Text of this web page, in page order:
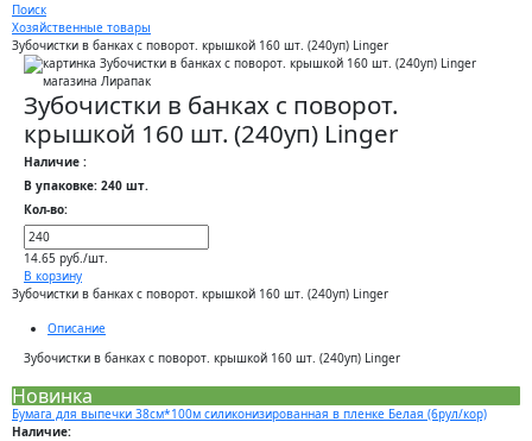
Поиск
Хозяйственные товары
Зубочистки в банках с поворот. крышкой 160 шт. (240уп) Linger
Зубочистки в банках с поворот.
крышкой 160 шт. (240уп) Linger
Наличие :
В упаковке: 240 шт.
Кол-во:
14.65 руб./шт.
В корзину
Зубочистки в банках с поворот. крышкой 160 шт. (240уп) Linger
Описание
Зубочистки в банках с поворот. крышкой 160 шт. (240уп) Linger
Новинка
Бумага для выпечки 38см*100м силиконизированная в пленке Белая (6рул/кор)
Наличие: